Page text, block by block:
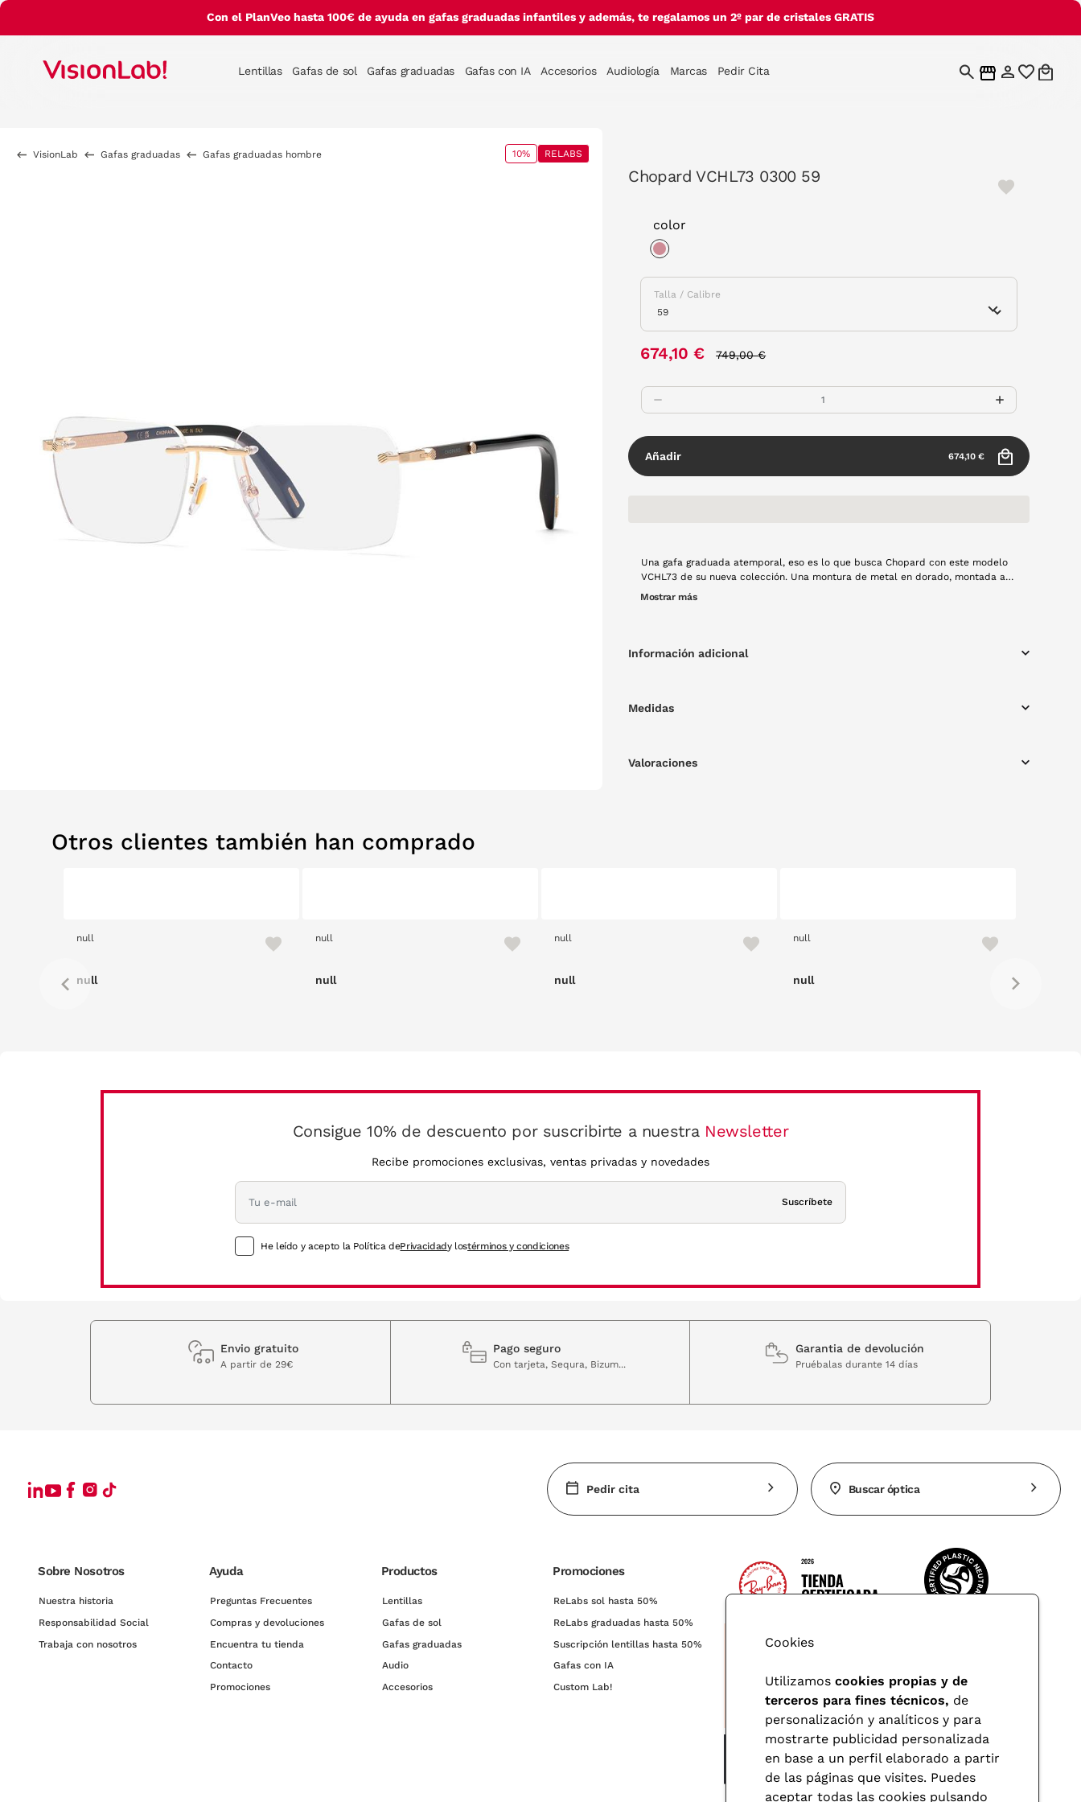
Con el PlanVeo hasta 100€ de ayuda en gafas graduadas infantiles y además, te regalamos un 2º par de cristales GRATIS
Lentillas Gafas de sol Gafas graduadas Gafas con IA Accesorios Audiología Marcas Pedir Cita
VisionLab Gafas graduadas Gafas graduadas hombre 10% RELABS
Chopard VCHL73 0300 59
color
Talla / Calibre
674,10 € 749,00 €
Añadir 674,10 €
Una gafa graduada atemporal, eso es lo que busca Chopard con este modelo
VCHL73 de su nueva colección. Una montura de metal en dorado, montada al
aire para aportar ese toque de ligereza y sencillez.
Mostrar más
Información adicional
Medidas
Valoraciones
Otros clientes también han comprado
null
null
null
null
null
null
null
null
Consigue 10% de descuento por suscribirte a nuestra Newsletter
Recibe promociones exclusivas, ventas privadas y novedades
Suscríbete
He leído y acepto la Política dePrivacidady lostérminos y condiciones
Envio gratuito
A partir de 29€
Pago seguro
Con tarjeta, Sequra, Bizum...
Garantia de devolución
Pruébalas durante 14 días
Pedir cita Buscar óptica
Sobre Nosotros
Nuestra historia
Responsabilidad Social
Trabaja con nosotros
Ayuda
Preguntas Frecuentes
Compras y devoluciones
Encuentra tu tienda
Contacto
Promociones
Productos
Lentillas
Gafas de sol
Gafas graduadas
Audio
Accesorios
Promociones
ReLabs sol hasta 50%
ReLabs graduadas hasta 50%
Suscripción lentillas hasta 50%
Gafas con IA
Custom Lab!
Cookies
Utilizamos cookies propias y de
terceros para fines técnicos, de
personalización y analíticos y para
mostrarte publicidad personalizada
en base a un perfil elaborado a partir
de las páginas que visites. Puedes
aceptar todas las cookies pulsando